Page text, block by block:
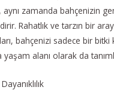
zamanda bahçenizin
Rahatlık ve tarzın bir
bahçenizi sadece bir bitki
yaşam alanı olarak da